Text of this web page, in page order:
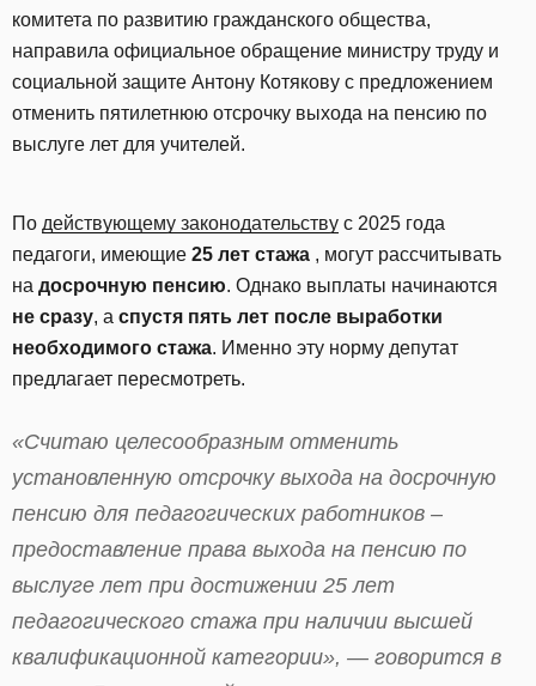
комитета по развитию гражданского общества,
направила официальное обращение министру труду и
социальной защите Антону Котякову с предложением
отменить пятилетнюю отсрочку выхода на пенсию по
выслуге лет для учителей.
По действующему законодательству с 2025 года
педагоги, имеющие 25 лет стажа , могут рассчитывать
на досрочную пенсию. Однако выплаты начинаются
не сразу, а спустя пять лет после выработки
необходимого стажа. Именно эту норму депутат
предлагает пересмотреть.
«Считаю целесообразным отменить
установленную отсрочку выхода на досрочную
пенсию для педагогических работников –
предоставление права выхода на пенсию по
выслуге лет при достижении 25 лет
педагогического стажа при наличии высшей
квалификационной категории», — говорится в